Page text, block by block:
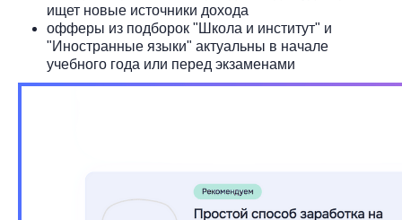
ищет новые источники дохода
офферы из подборок "Школа и институт" и
"Иностранные языки" актуальны в начале
учебного года или перед экзаменами